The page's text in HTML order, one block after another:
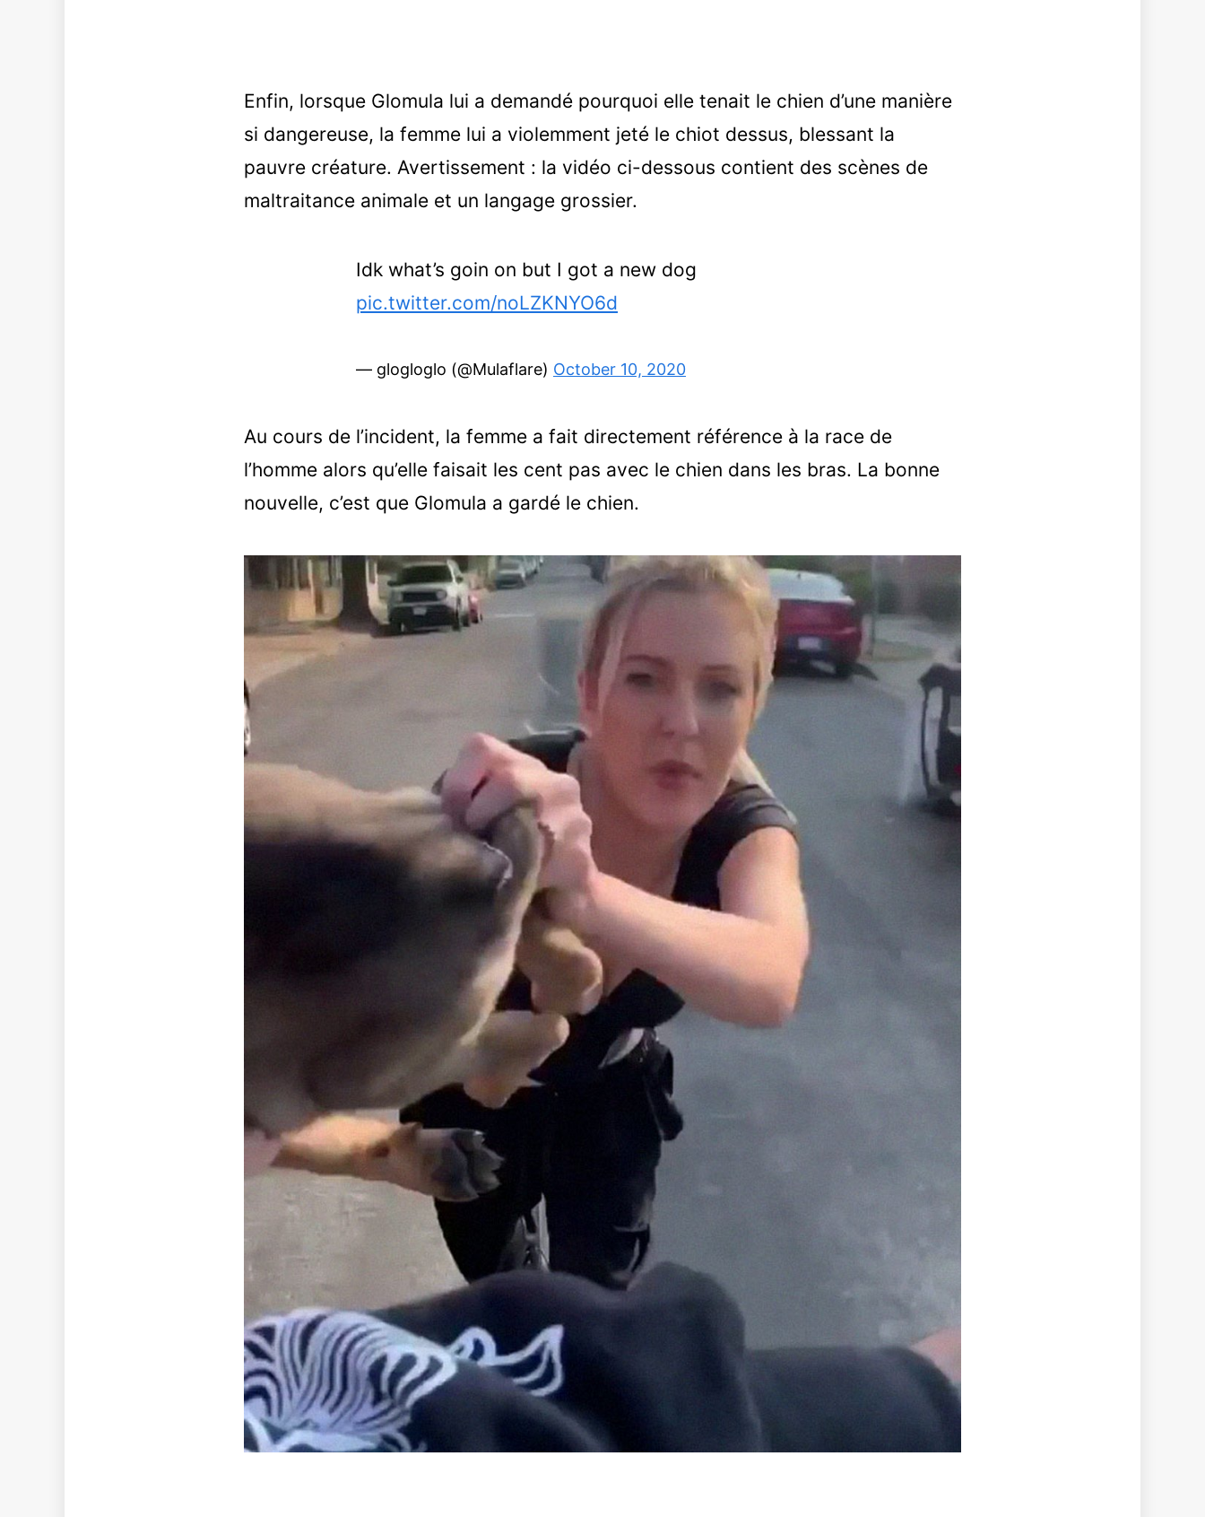
Enfin, lorsque Glomula lui a demandé pourquoi elle tenait le chien d’une manière
si dangereuse, la femme lui a violemment jeté le chiot dessus, blessant la
pauvre créature. Avertissement : la vidéo ci-dessous contient des scènes de
maltraitance animale et un langage grossier.
Idk what’s goin on but I got a new dog
pic.twitter.com/noLZKNYO6d
— glogloglo (@Mulaflare) October 10, 2020
Au cours de l’incident, la femme a fait directement référence à la race de
l’homme alors qu’elle faisait les cent pas avec le chien dans les bras. La bonne
nouvelle, c’est que Glomula a gardé le chien.